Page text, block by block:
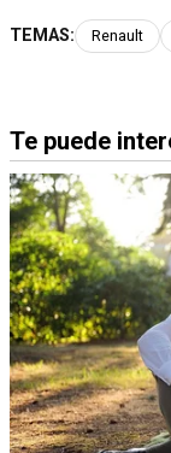
TEMAS: Renault